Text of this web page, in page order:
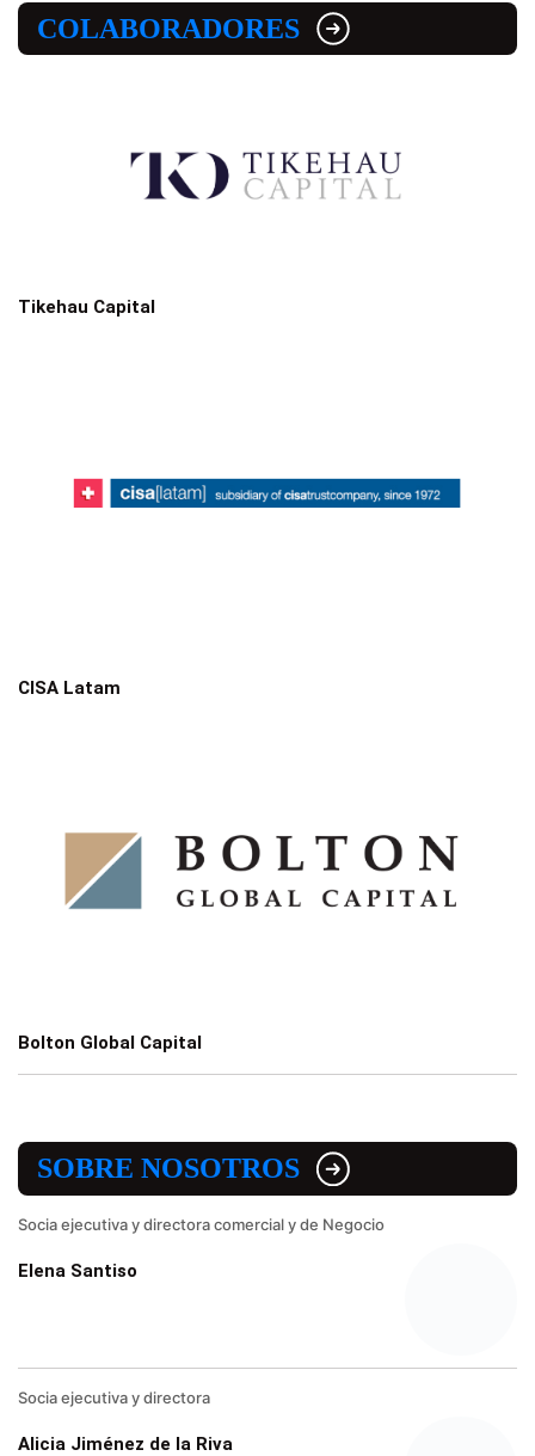
COLABORADORES
Tikehau Capital
CISA Latam
Bolton Global Capital
SOBRE NOSOTROS
Socia ejecutiva y directora comercial y de Negocio
Elena Santiso
Socia ejecutiva y directora
Alicia Jiménez de la Riva